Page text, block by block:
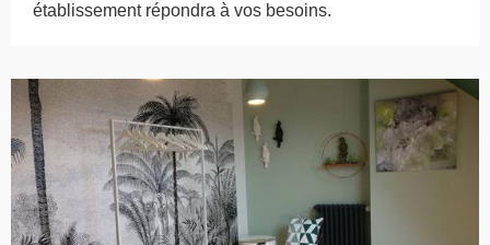
établissement répondra à vos besoins.